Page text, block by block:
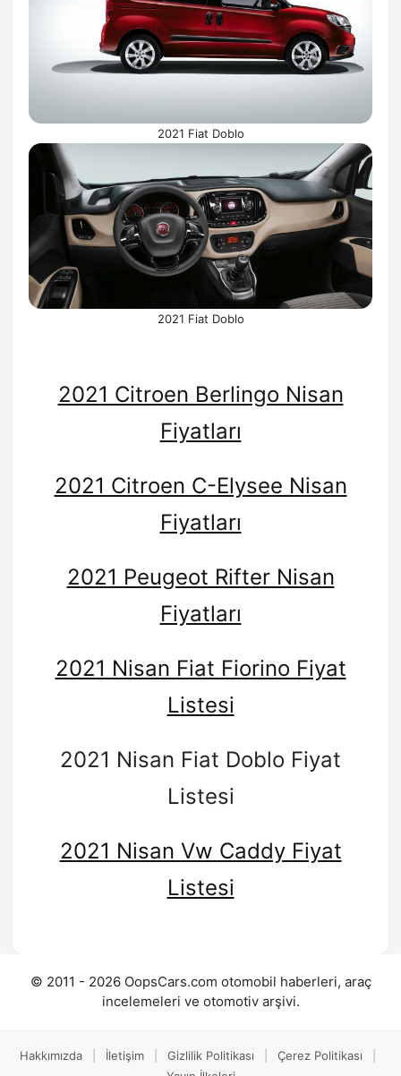
2021 Fiat Doblo
2021 Fiat Doblo
2021 Citroen Berlingo Nisan
Fiyatları
2021 Citroen C-Elysee Nisan
Fiyatları
2021 Peugeot Rifter Nisan
Fiyatları
2021 Nisan Fiat Fiorino Fiyat
Listesi
2021 Nisan Fiat Doblo Fiyat
Listesi
2021 Nisan Vw Caddy Fiyat
Listesi
© 2011 - 2026 OopsCars.com otomobil haberleri, araç
incelemeleri ve otomotiv arşivi.
Hakkımızda İletişim Gizlilik Politikası Çerez Politikası